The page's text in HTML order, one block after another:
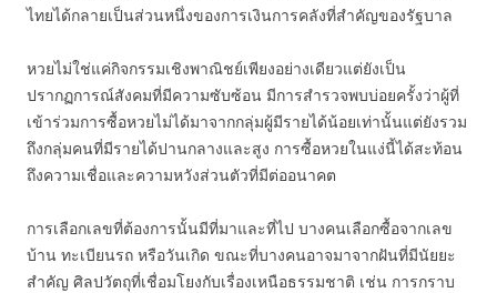
ไทยได้กลายเป็นส่วนหนึ่งของการเงินการคลังที่สำคัญของรัฐบาล
หวยไม่ใช่แค่กิจกรรมเชิงพาณิชย์เพียงอย่างเดียวแต่ยังเป็น
ปรากฏการณ์สังคมที่มีความซับซ้อน มีการสำรวจพบบ่อยครั้งว่าผู้ที่
เข้าร่วมการซื้อหวยไม่ได้มาจากกลุ่มผู้มีรายได้น้อยเท่านั้นแต่ยังรวม
ถึงกลุ่มคนที่มีรายได้ปานกลางและสูง การซื้อหวยในแง่นี้ได้สะท้อน
ถึงความเชื่อและความหวังส่วนตัวที่มีต่ออนาคต
การเลือกเลขที่ต้องการนั้นมีที่มาและที่ไป บางคนเลือกซื้อจากเลข
บ้าน ทะเบียนรถ หรือวันเกิด ขณะที่บางคนอาจมาจากฝันที่มีนัยยะ
สำคัญ ศิลปวัตถุที่เชื่อมโยงกับเรื่องเหนือธรรมชาติ เช่น การกราบ